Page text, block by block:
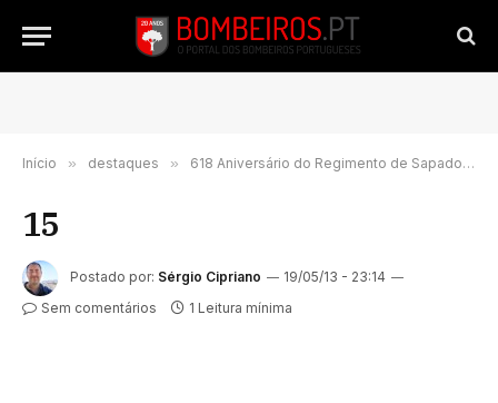
Início » destaques » 618 Aniversário do Regimento de Sapadores de Lisboa
15
Postado por: Sérgio Cipriano
19/05/13 - 23:14
Sem comentários
1 Leitura mínima